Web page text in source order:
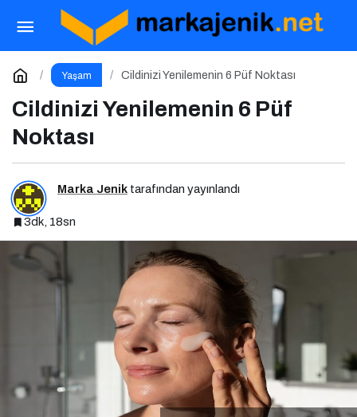
Yaşam Cildinizi Yenilemenin 6 Püf Noktası
Cildinizi Yenilemenin 6 Püf
Noktası
Marka Jenik tarafından yayınlandı
3dk, 18sn
Emirates’ten Geleceğin Havacılık Vizyonuna
5,1 Milyar Dolarlık Dev Yatırım
Yorum Yap